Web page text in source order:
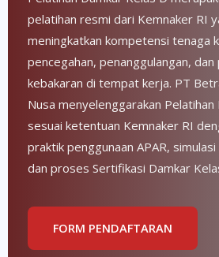
pelatihan resmi dari Kemnaker RI
meningkatkan kompetensi tenaga
pencegahan, penanggulangan, dan
kebakaran di tempat kerja. PT
Nusa menyelenggarakan Pelatihan
sesuai ketentuan Kemnaker RI
praktik penggunaan APAR,
dan proses Sertifikasi Damkar
FORM PENDAFTARAN